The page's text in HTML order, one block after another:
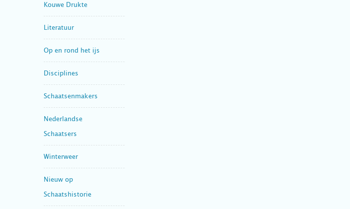
Kouwe Drukte
Literatuur
Op en rond het ijs
Disciplines
Schaatsenmakers
Nederlandse
Schaatsers
Winterweer
Nieuw op
Schaatshistorie